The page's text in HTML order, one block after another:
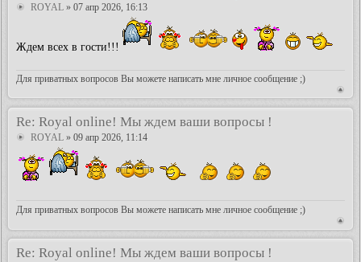
ROYAL » 07 апр 2026, 16:13
Ждем всех в гости!!!
Для приватных вопросов Вы можете написать мне личное сообщение ;)
Re: Royal online! Мы ждем ваши вопросы !
ROYAL » 09 апр 2026, 11:14
Для приватных вопросов Вы можете написать мне личное сообщение ;)
Re: Royal online! Мы ждем ваши вопросы !